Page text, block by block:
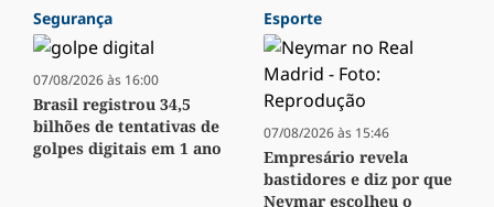
Segurança
07/08/2026 às 16:00
Brasil registrou 34,5
bilhões de tentativas de
golpes digitais em 1 ano
Esporte
07/08/2026 às 15:46
Empresário revela
bastidores e diz por que
Neymar escolheu o